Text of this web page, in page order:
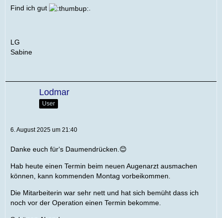
Find ich gut
LG
Sabine
Lodmar
User
6. August 2025 um 21:40
Danke euch für‘s Daumendrücken.😊
Hab heute einen Termin beim neuen Augenarzt ausmachen
können, kann kommenden Montag vorbeikommen.
Die Mitarbeiterin war sehr nett und hat sich bemüht dass ich
noch vor der Operation einen Termin bekomme.